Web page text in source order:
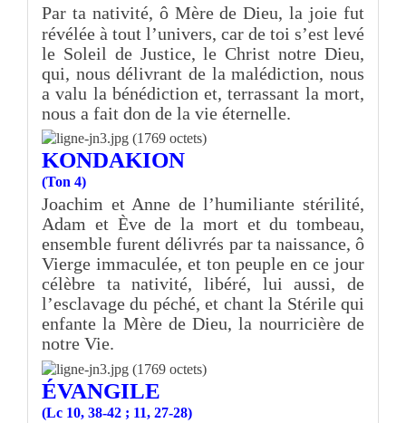
Par ta nativité, ô Mère de Dieu, la joie fut
révélée à tout l’univers, car de toi s’est levé
le Soleil de Justice, le Christ notre Dieu,
qui, nous délivrant de la malédiction, nous
a valu la bénédiction et, terrassant la mort,
nous a fait don de la vie éternelle.
KONDAKION
(Ton 4)
Joachim et Anne de l’humiliante stérilité,
Adam et Ève de la mort et du tombeau,
ensemble furent délivrés par ta naissance, ô
Vierge immaculée, et ton peuple en ce jour
célèbre ta nativité, libéré, lui aussi, de
l’esclavage du péché, et chant la Stérile qui
enfante la Mère de Dieu, la nourricière de
notre Vie.
ÉVANGILE
(Lc 10, 38-42 ; 11, 27-28)